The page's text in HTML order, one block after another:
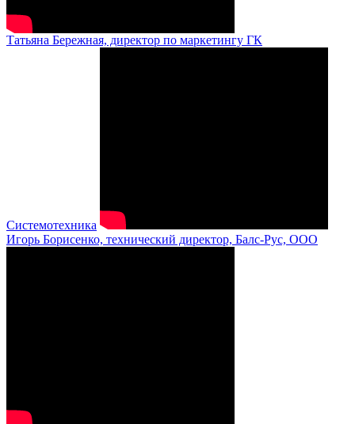
Татьяна Бережная, директор по маркетингу ГК
Системотехника
Игорь Борисенко, технический директор, Балс-Рус, ООО